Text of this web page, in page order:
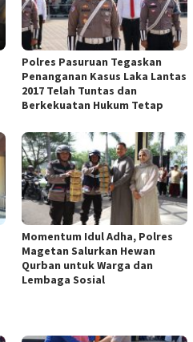
Polres Pasuruan Tegaskan
Penanganan Kasus Laka Lantas
2017 Telah Tuntas dan
Berkekuatan Hukum Tetap
Momentum Idul Adha, Polres
Magetan Salurkan Hewan
Qurban untuk Warga dan
Lembaga Sosial